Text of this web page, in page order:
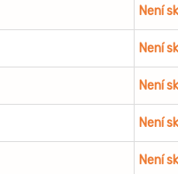
Není
Není
Není
Není
Není